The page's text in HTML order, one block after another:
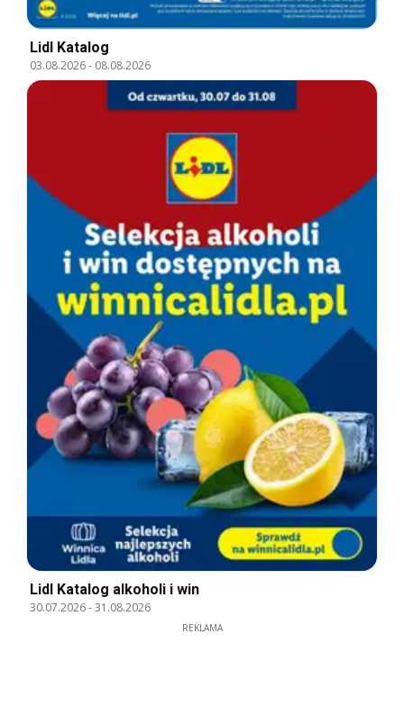
Lidl Katalog
03.08.2026- 08.08.2026
Lidl Katalog alkoholi i win
30.07.2026-31.08.2026
REKLAMA